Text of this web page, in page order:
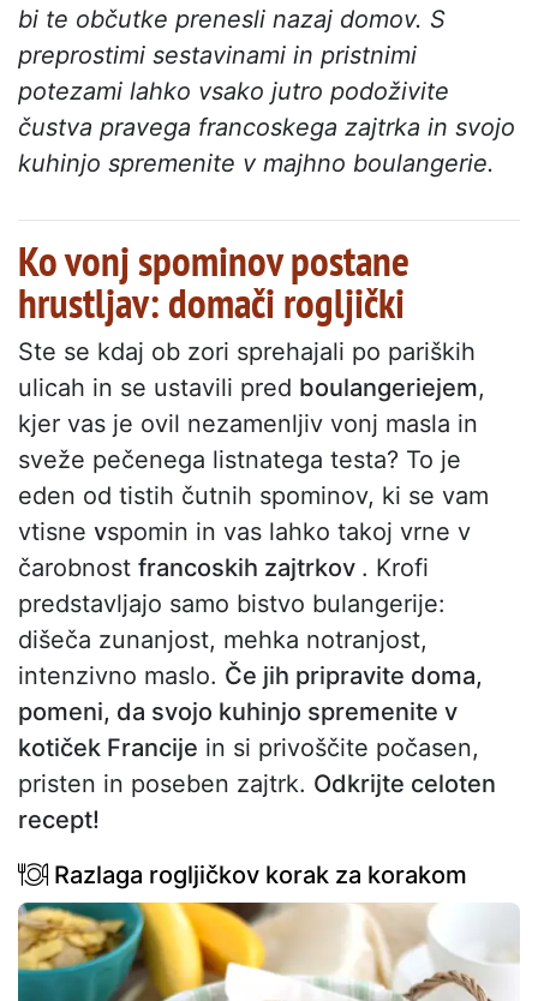
bi te občutke prenesli nazaj domov. S
preprostimi sestavinami in pristnimi
potezami lahko vsako jutro podoživite
čustva pravega francoskega zajtrka in svojo
kuhinjo spremenite v majhno boulangerie.
Ko vonj spominov postane
hrustljav: domači rogljički
Ste se kdaj ob zori sprehajali po pariških
ulicah in se ustavili pred boulangeriejem,
kjer vas je ovil nezamenljiv vonj masla in
sveže pečenega listnatega testa? To je
eden od tistih čutnih spominov, ki se vam
vtisne vspomin in vas lahko takoj vrne v
čarobnost francoskih zajtrkov . Krofi
predstavljajo samo bistvo bulangerije:
dišeča zunanjost, mehka notranjost,
intenzivno maslo. Če jih pripravite doma,
pomeni, da svojo kuhinjo spremenite v
kotiček Francije in si privoščite počasen,
pristen in poseben zajtrk. Odkrijte celoten
recept!
Razlaga rogljičkov korak za korakom